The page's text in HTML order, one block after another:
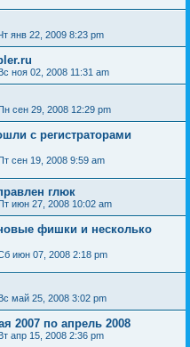
янв 22, 2009 8:23 pm
ноя 02, 2008 11:31 am
сен 29, 2008 12:29 pm
с регистраторами
сен 19, 2008 9:59 am
глюк
июн 27, 2008 10:02 am
фишки и несколько
июн 07, 2008 2:18 pm
май 25, 2008 3:02 pm
2007 по апрель 2008
апр 15, 2008 2:36 pm